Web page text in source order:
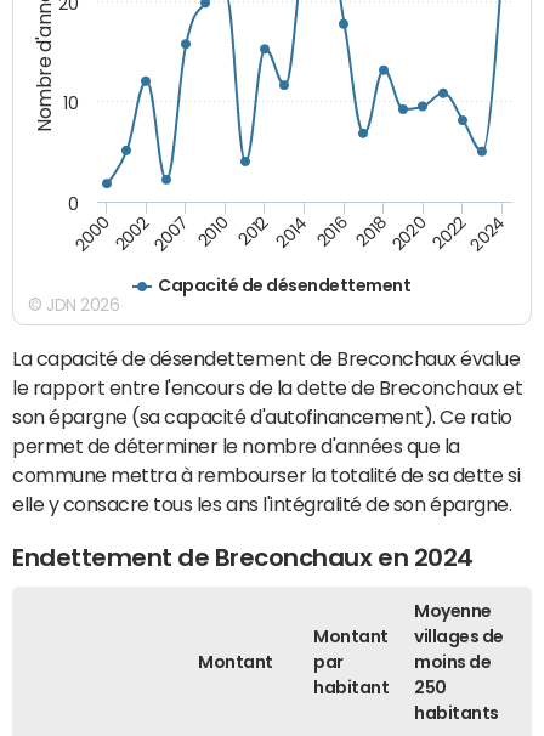
Nombre d'années
Capacité de désendettement
200020022007 2010 2012 2014 2016 2018202020222024
0
10
© JDN 2026
La capacité de désendettement de Breconchaux évalue
le rapport entre l'encours de la dette de Breconchaux et
son épargne (sa capacité d'autofinancement). Ce ratio
permet de déterminer le nombre d'années que la
commune mettra à rembourser la totalité de sa dette si
elle y consacre tous les ans l'intégralité de son épargne.
Endettement de Breconchaux en 2024
Montant
Montant
par
habitant
Moyenne
villages de
moins de
250
habitants